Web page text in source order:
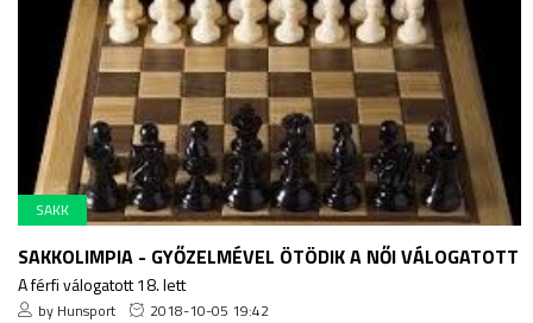
SAKK
SAKKOLIMPIA - GYŐZELMÉVEL ÖTÖDIK A NŐI VÁLOGATOTT
A férfi válogatott 18. lett
by Hunsport 2018-10-05 19:42